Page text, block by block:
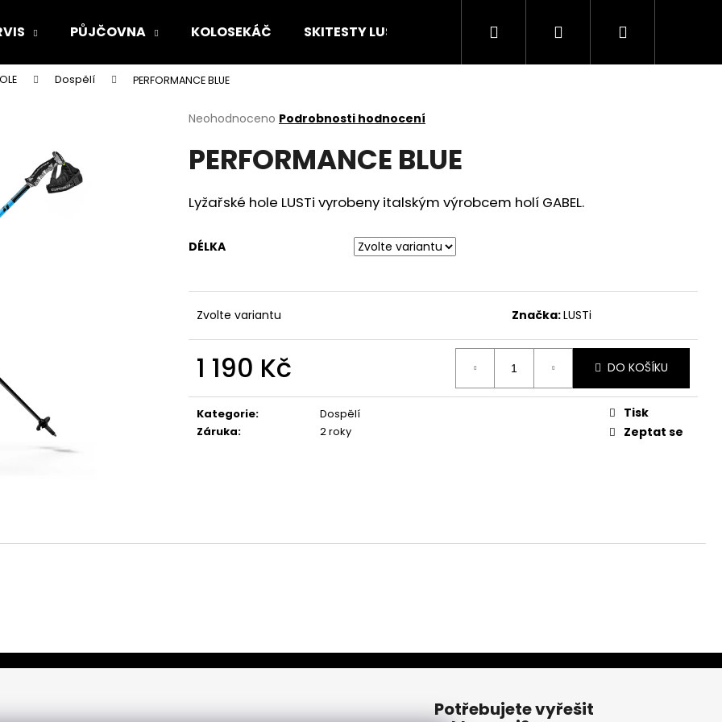
PŮJČOVNA KOLOSEKÁČ SKITESTY LUSTi Hledat PřihlášeníNákupní
Dospělí PERFORMANCE BLUE
Průměrné
produktu
je
z
5
Neohodnoceno Podrobnosti hodnocení
PERFORMANCE BLUE
Lyžařské hole LUSTi vyrobeny italským výrobcem holí GABEL.
DÉLKA
Zvolte variantu Značka:LUSTi
1 190 Kč
cena:
DO KOŠÍKU
Kategorie:
Dospělí
Záruka: 2 roky
Tisk
Zeptat se
Co potřebujete najít?
HLEDAT
Potřebujete vyřešit